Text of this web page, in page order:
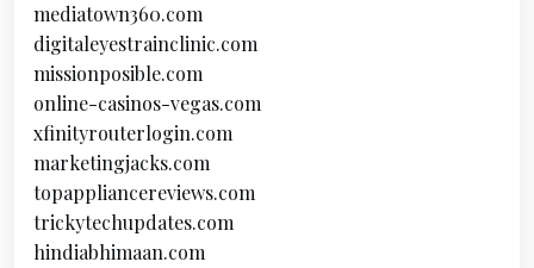
mediatown360.com
digitaleyestrainclinic.com
missionposible.com
online-casinos-vegas.com
xfinityrouterlogin.com
marketingjacks.com
topappliancereviews.com
trickytechupdates.com
hindiabhimaan.com